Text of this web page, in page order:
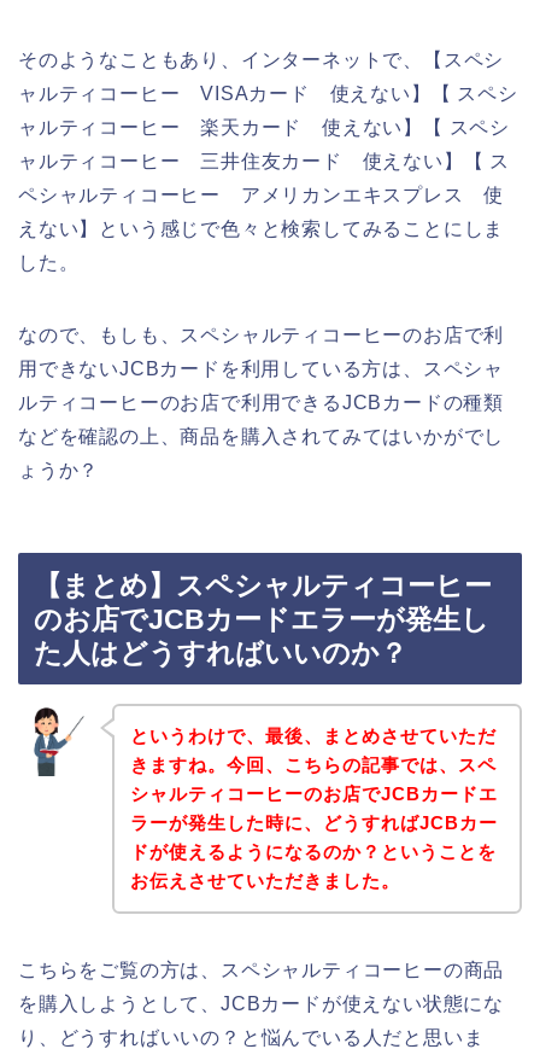
そのようなこともあり、インターネットで、【スペシ
ャルティコーヒー VISAカード 使えない】【 スペシ
ャルティコーヒー 楽天カード 使えない】【 スペシ
ャルティコーヒー 三井住友カード 使えない】【 ス
ペシャルティコーヒー アメリカンエキスプレス 使
えない】という感じで色々と検索してみることにしま
した。
なので、もしも、スペシャルティコーヒーのお店で利
用できないJCBカードを利用している方は、スペシャ
ルティコーヒーのお店で利用できるJCBカードの種類
などを確認の上、商品を購入されてみてはいかがでし
ょうか？
【まとめ】スペシャルティコーヒー
のお店でJCBカードエラーが発生し
た人はどうすればいいのか？
というわけで、最後、まとめさせていただ
きますね。今回、こちらの記事では、スペ
シャルティコーヒーのお店でJCBカードエ
ラーが発生した時に、どうすればJCBカー
ドが使えるようになるのか？ということを
お伝えさせていただきました。
こちらをご覧の方は、スペシャルティコーヒーの商品
を購入しようとして、JCBカードが使えない状態にな
り、どうすればいいの？と悩んでいる人だと思いま